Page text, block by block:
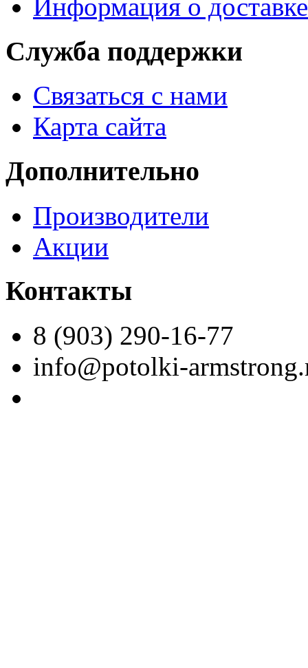
Информация о доставке
Служба поддержки
Связаться с нами
Карта сайта
Дополнительно
Производители
Акции
Контакты
8 (903) 290-16-77
info@potolki-